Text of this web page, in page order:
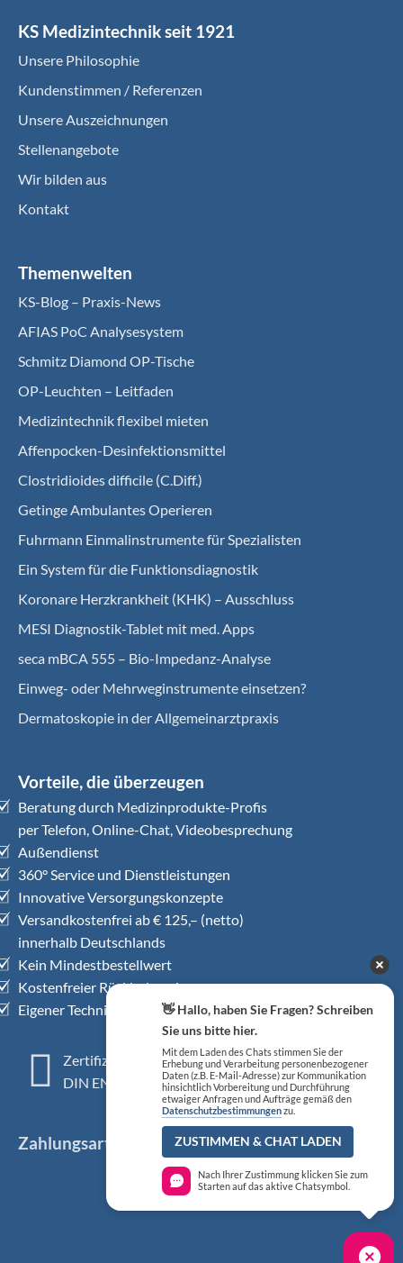
KS Medizintechnik seit 1921
Unsere Philosophie
Kundenstimmen / Referenzen
Unsere Auszeichnungen
Stellenangebote
Wir bilden aus
Kontakt
Themenwelten
KS-Blog – Praxis-News
AFIAS PoC Analysesystem
Schmitz Diamond OP-Tische
OP-Leuchten – Leitfaden
Medizintechnik flexibel mieten
Affenpocken-Desinfektionsmittel
Clostridioides difficile (C.Diff.)
Getinge Ambulantes Operieren
Fuhrmann Einmalinstrumente für Spezialisten
Ein System für die Funktionsdiagnostik
Koro­nare Herz­krank­heit (KHK) – Ausschluss
MESI Diagnostik-Tablet mit med. Apps
seca mBCA 555 – Bio-Impedanz-Analyse
Einweg- oder Mehrweginstrumente einsetzen?
Dermatoskopie in der Allgemeinarztpraxis
Vorteile, die überzeugen
Beratung durch Medizinprodukte-Profis
per Telefon, Online-Chat, Videobesprechung
Außendienst
360° Service und Dienstleistungen
Innovative Versorgungskonzepte
Versandkostenfrei ab € 125,– (netto)
innerhalb Deutschlands
Kein Mindestbestellwert
Kostenfreier Rückholservice
Eigener Technischer Kundendienst
Zertifiziertes QM-System
DIN EN ISO 13485
Zahlungsarten
👋 Hallo, haben Sie Fragen? Schreiben
Sie uns bitte hier.
Mit dem Laden des Chats stimmen Sie der
Erhebung und Verarbeitung personenbezogener
Daten (z.B. E-Mail-Adresse) zur Kommunikation
hinsichtlich Vorbereitung und Durchführung
etwaiger Anfragen und Aufträge gemäß den
Datenschutzbestimmungenzu.
ZUSTIMMEN & CHAT LADEN
Nach Ihrer Zustimmung klicken Sie zum
Starten auf das aktive Chatsymbol.